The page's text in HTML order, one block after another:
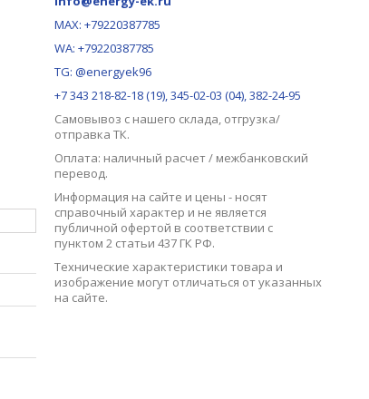
MAX: +79220387785
WA: +79220387785
TG: @energyek96
+7 343 218-82-18 (19), 345-02-03 (04), 382-24-95
Самовывоз с нашего склада, отгрузка/
отправка ТК.
Оплата: наличный расчет / межбанковский
перевод.
Информация на сайте и цены - носят
справочный характер и не является
публичной офертой в соответствии с
пунктом 2 статьи 437 ГК РФ.
Технические характеристики товара и
изображение могут отличаться от указанных
на сайте.